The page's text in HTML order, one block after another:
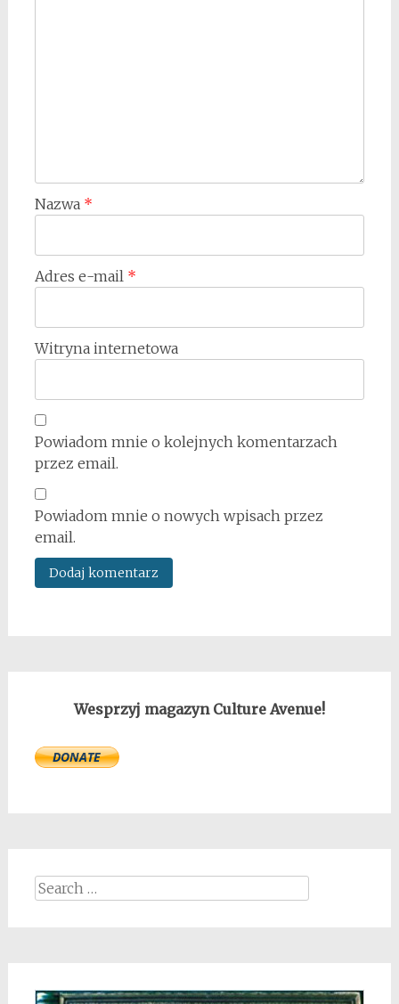
Nazwa *
Adres e-mail *
Witryna internetowa
Powiadom mnie o kolejnych komentarzach
przez email.
Powiadom mnie o nowych wpisach przez
email.
Wesprzyj magazyn Culture Avenue!
Search